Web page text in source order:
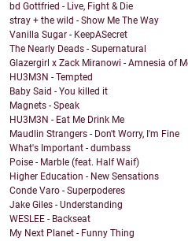
bd Gottfried - Live, Fight & Die
stray + the wild - Show Me The Way
Vanilla Sugar - KeepASecret
The Nearly Deads - Supernatural
Glazergirl x Zack Miranowi - Amnesia of
HU3M3N - Tempted
Baby Said - You killed it
Magnets - Speak
HU3M3N - Eat Me Drink Me
Maudlin Strangers - Don't Worry, I'm Fine
What's Important - dumbass
Poise - Marble (feat. Half Waif)
Higher Education - New Sensations
Conde Varo - Superpoderes
Jake Giles - Understanding
WESLEE - Backseat
My Next Planet - Funny Thing